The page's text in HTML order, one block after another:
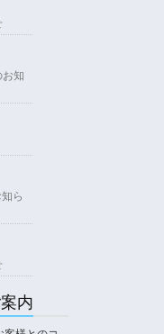
知
ら
内